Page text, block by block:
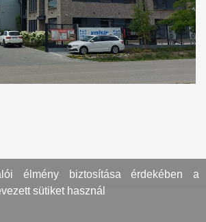
élmény biztosítása érdekében a
sütiket használ